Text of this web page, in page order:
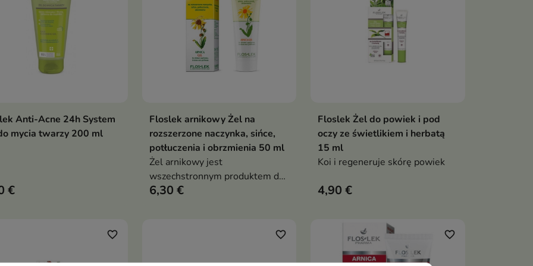
Dodaj do koszyka
Anti-Acne 24h System
mycia twarzy 200 ml
€
Dodaj do koszyka
Floslek arnikowy Żel na
rozszerzone naczynka, sińce,
potłuczenia i obrzmienia 50 ml
Żel arnikowy jest
wszechstronnym produktem do
pielęgnacji skóry, który może być
6,30 €
Dodaj do koszyka
Floslek Żel do powiek i pod
oczy ze świetlikiem i herbatą
15 ml
Koi i regeneruje skórę powiek
4,90 €
favorite_border favorite_border favorite_border